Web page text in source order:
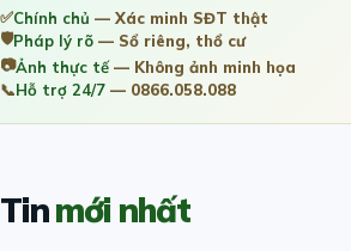
✅Chính chủ — Xác minh SĐT thật
🛡️Pháp lý rõ — Sổ riêng, thổ cư
📷Ảnh thực tế— Không ảnh minh họa
📞Hỗ trợ 24/7 — 0866.058.088
Tinmới nhất